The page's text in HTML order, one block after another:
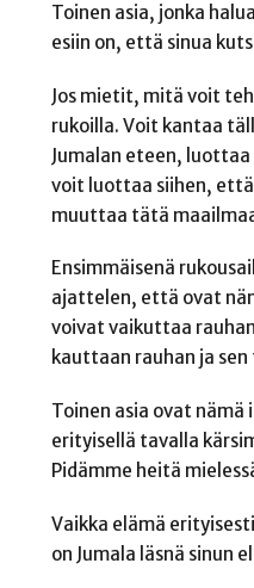
Toinen asia, jonka
esiin on, että sinua
Jos mietit, mitä voit
rukoilla. Voit kantaa
Jumalan eteen,
voit luottaa siihen, että
muuttaa tätä
Ensimmäisenä
ajattelen, että ovat
voivat vaikuttaa
kauttaan rauhan ja
Toinen asia ovat
erityisellä tavalla
Pidämme heitä
Vaikka elämä
on Jumala läsnä sinun